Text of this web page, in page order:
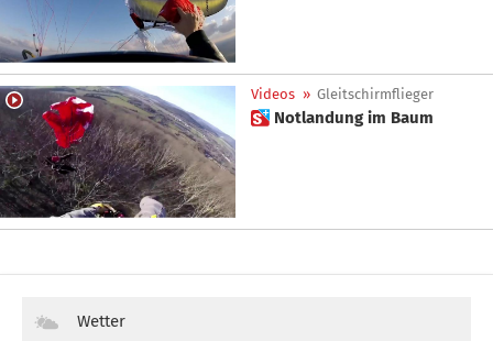
Videos » Gleitschirmflieger
 Notlandung im Baum
Wetter